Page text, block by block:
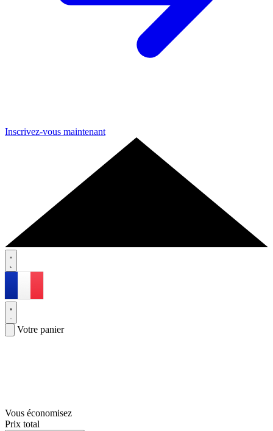
Inscrivez-vous maintenant
Votre panier
Vous économisez
Prix total